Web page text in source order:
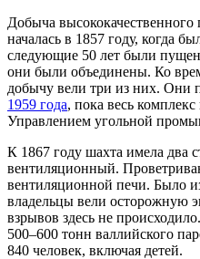
Добыча высококачественного
началась в 1857 году, когда
следующие 50 лет были
они были объединены. Ко
добычу вели три из них. Они
1959 года, пока весь
Управлением угольной
К 1867 году шахта имела два
вентиляционный.
вентиляционной печи. Было
владельцы вели осторожную
взрывов здесь не
500–600 тонн валлийского
840 человек, включая детей.